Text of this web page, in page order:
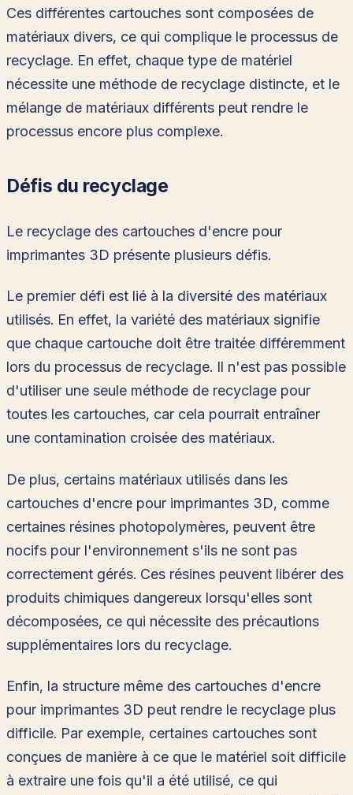
Ces différentes cartouches sont composées de
matériaux divers, ce qui complique le processus de
recyclage. En effet, chaque type de matériel
nécessite une méthode de recyclage distincte, et le
mélange de matériaux différents peut rendre le
processus encore plus complexe.
Défis du recyclage
Le recyclage des cartouches d'encre pour
imprimantes 3D présente plusieurs défis.
Le premier défi est lié à la diversité des matériaux
utilisés. En effet, la variété des matériaux signifie
que chaque cartouche doit être traitée différemment
lors du processus de recyclage. Il n'est pas possible
d'utiliser une seule méthode de recyclage pour
toutes les cartouches, car cela pourrait entraîner
une contamination croisée des matériaux.
De plus, certains matériaux utilisés dans les
cartouches d'encre pour imprimantes 3D, comme
certaines résines photopolymères, peuvent être
nocifs pour l'environnement s'ils ne sont pas
correctement gérés. Ces résines peuvent libérer des
produits chimiques dangereux lorsqu'elles sont
décomposées, ce qui nécessite des précautions
supplémentaires lors du recyclage.
Enfin, la structure même des cartouches d'encre
pour imprimantes 3D peut rendre le recyclage plus
difficile. Par exemple, certaines cartouches sont
conçues de manière à ce que le matériel soit difficile
à extraire une fois qu'il a été utilisé, ce qui